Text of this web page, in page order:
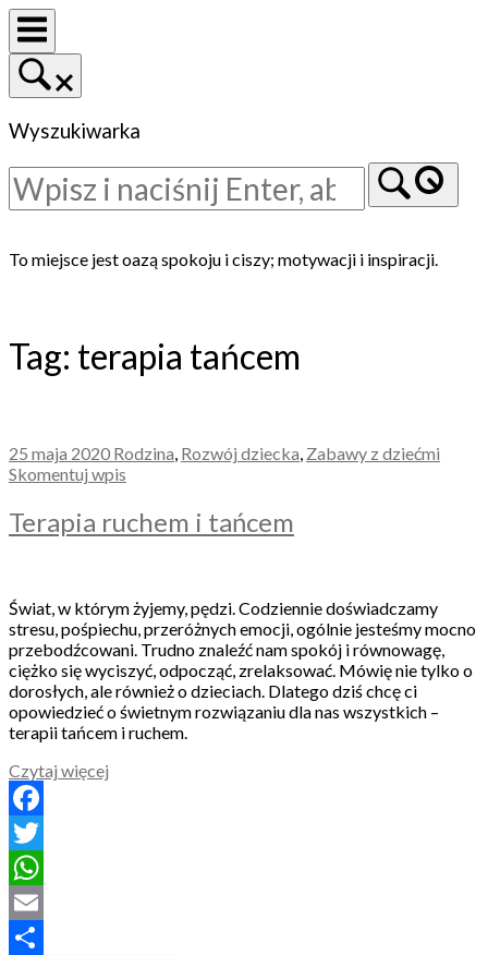
Skip
to
content
Wyszukiwarka
To miejsce jest oazą spokoju i ciszy; motywacji i inspiracji.
Tag: terapia tańcem
25 maja 2020 Rodzina, Rozwój dziecka, Zabawy z dziećmi
Skomentuj wpis
Terapia ruchem i tańcem
Świat, w którym żyjemy, pędzi. Codziennie doświadczamy
stresu, pośpiechu, przeróżnych emocji, ogólnie jesteśmy mocno
przebodźcowani. Trudno znaleźć nam spokój i równowagę,
ciężko się wyciszyć, odpocząć, zrelaksować. Mówię nie tylko o
dorosłych, ale również o dzieciach. Dlatego dziś chcę ci
opowiedzieć o świetnym rozwiązaniu dla nas wszystkich –
terapii tańcem i ruchem.
Czytaj więcej
Facebook
Twitter
WhatsApp
Email